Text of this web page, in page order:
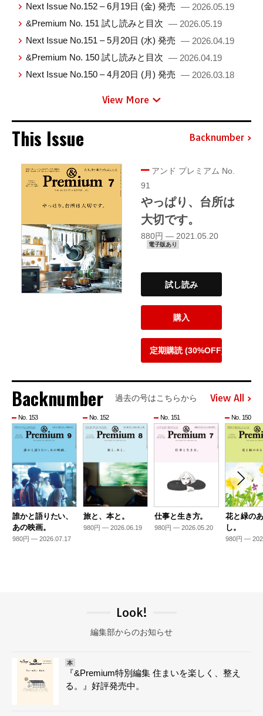
Next Issue No.152 – 6月19日 (金) 発売 — 2026.05.19
&Premium No. 151 試し読みと目次 — 2026.05.19
Next Issue No.151 – 5月20日 (水) 発売 — 2026.04.19
&Premium No. 150 試し読みと目次 — 2026.04.19
Next Issue No.150 – 4月20日 (月) 発売 — 2026.03.18
View More
This Issue Backnumber
アンド プレミアム No.
91
やっぱり、台所は
大切です。
880円 — 2021.05.20
電子版あり
試し読み
購入
定期購読 (30%OFF)
Backnumber 過去の号はこちらから View All
No. 153
誰かと語りたい、
あの映画。
980円 — 2026.07.17
No. 152
旅と、本と。
980円 — 2026.06.19
No. 151
仕事と生き方。
980円 — 2026.05.20
No. 150
花と緑の
し。
980円 —
Look!
編集部からのお知らせ
本
『&Premium特別編集 住まいを楽しく、整え
る。』好評発売中。